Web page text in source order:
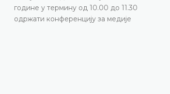
године у термину од 10.00 до 11.30
одржати конференцију за медије